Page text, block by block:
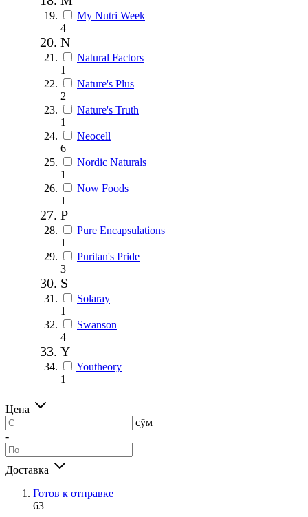
My Nutri Week
4
N
Natural Factors
1
Nature's Plus
2
Nature's Truth
1
Neocell
6
Nordic Naturals
1
Now Foods
1
P
Pure Encapsulations
1
Puritan's Pride
3
S
Solaray
1
Swanson
4
Y
Youtheory
1
Цена
сўм
-
Доставка
Готов к отправке
63